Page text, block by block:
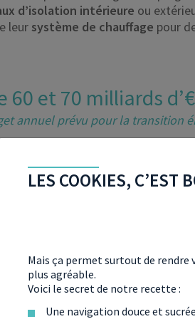
d’isolation intérieure ou
leur système de chauffage pour
60 et 70 milliards d’€
annuel prévu pour la transition
sur le Plan épargne logement
PÉNALITÉS DU
LES COOKIES, C’EST
Mais ça permet surtout de
plus agréable.
Voici le secret de notre recette :
Une navigation douce et sucrée